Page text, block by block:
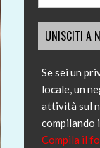
UNISCITI A
Se sei un
locale, un
attività sul
compilando
Compila il